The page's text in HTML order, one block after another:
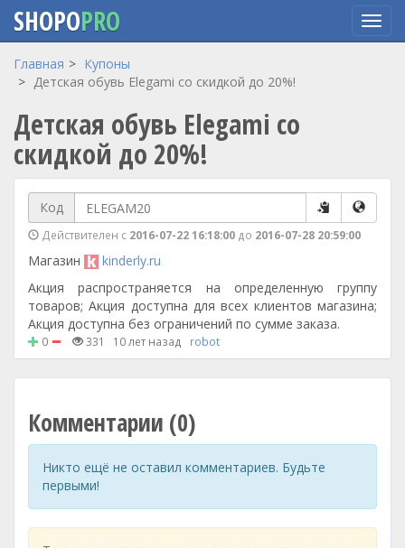
Перейти
содержанию
SHOPOPRO
Главная
Купоны
Детская обувь Elegami со скидкой до 20%!
Детская обувь Elegami со
скидкой до 20%!
Код
Действителен с 2016-07-22 16:18:00 до 2016-07-28 20:59:00
Магазин
kinderly.ru
Акция распространяется на определенную группу
товаров; Акция доступна для всех клиентов магазина;
Акция доступна без ограничений по сумме заказа.
0 331 10 лет назад robot
Комментарии (0)
Никто ещё не оставил комментариев. Будьте
первыми!